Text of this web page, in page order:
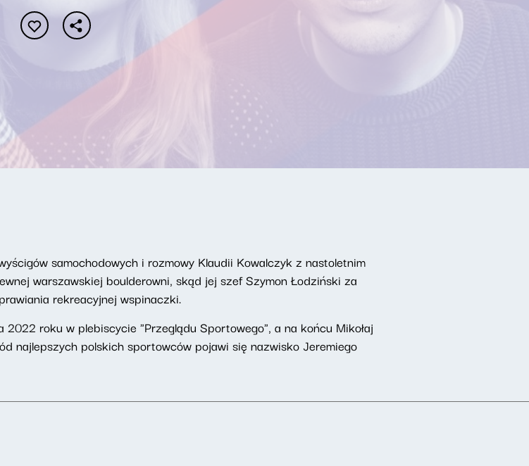
samochodowych i rozmowy Klaudii Kowalczyk z nastoletnim
warszawskiej boulderowni, skąd jej szef Szymon Łodziński za
rekreacyjnej wspinaczki.
roku w plebiscycie "Przeglądu Sportowego", a na końcu Mikołaj
najlepszych polskich sportowców pojawi się nazwisko Jeremiego